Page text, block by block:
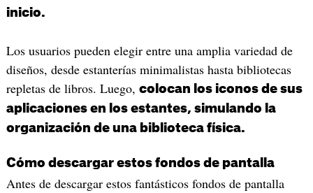
inicio.
Los usuarios pueden elegir entre una amplia variedad de
diseños, desde estanterías minimalistas hasta bibliotecas
repletas de libros. Luego, colocan los iconos de sus
aplicaciones en los estantes, simulando la
organización de una biblioteca física.
Cómo descargar estos fondos de pantalla
Antes de descargar estos fantásticos fondos de pantalla